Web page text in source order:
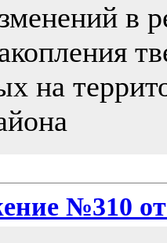
в
на
№310 от